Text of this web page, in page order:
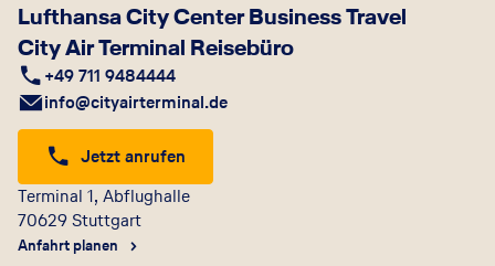
Lufthansa City Center Business Travel
City Air Terminal Reisebüro
+49 711 9484444
info@cityairterminal.de
Jetzt anrufen
Terminal 1, Abflughalle
70629Stuttgart
Anfahrt planen